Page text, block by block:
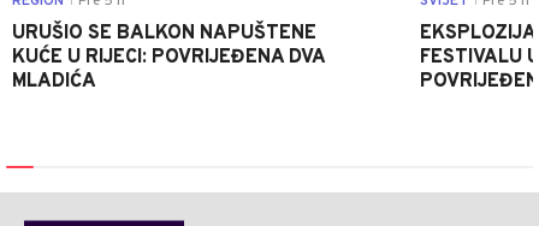
URUŠIO SE BALKON NAPUŠTENE
KUĆE U RIJECI: POVRIJEĐENA DVA
MLADIĆA
FESTIVALU